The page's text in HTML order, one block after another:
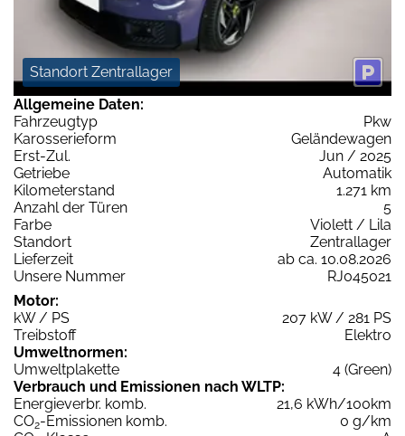
Standort Zentrallager
Allgemeine Daten:
Fahrzeugtyp
Pkw
Karosserieform
Geländewagen
Erst-Zul.
Jun / 2025
Getriebe
Automatik
Kilometerstand
1.271 km
Anzahl der Türen
5
Farbe
Violett / Lila
Standort
Zentrallager
Lieferzeit
ab ca. 10.08.2026
Unsere Nummer
RJ045021
Motor:
kW / PS
207 kW / 281 PS
Treibstoff
Elektro
Umweltnormen:
Umweltplakette
4 (Green)
Verbrauch und Emissionen nach WLTP:
Energieverbr. komb.
21,6 kWh/100km
CO2-Emissionen komb.
0 g/km